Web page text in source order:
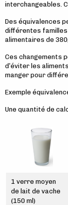
interchangeables.
Des équivalences
différentes familles
alimentaires de
Ces changements
d’éviter les
manger pour
Exemple
Une quantité de
1 verre moyen
de lait de vache
(150 ml)